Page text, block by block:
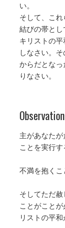
い。
そして、こ
結びの帯とし
キリストの
しなさい。
からだとな
りなさい。
主があなた
ことを実行す
不満を抱くこ
そしてただ
ことがこと
リストの平